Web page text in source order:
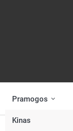
Pramogos
Kinas